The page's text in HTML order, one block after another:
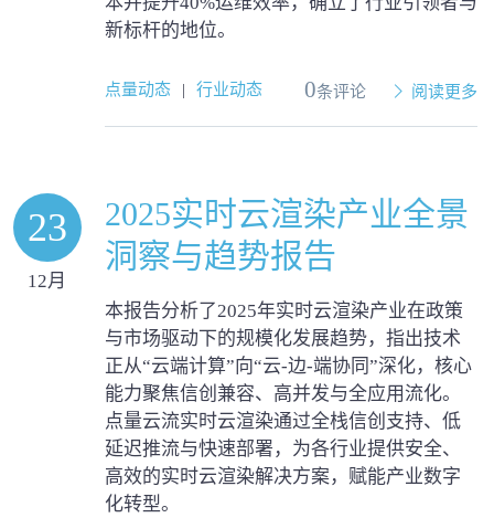
新标杆的地位。
点量动态 | 行业动态 0条评论 阅读更多
23
12月
2025实时云渲染产业全景
洞察与趋势报告
本报告分析了2025年实时云渲染产业在政策
与市场驱动下的规模化发展趋势，指出技术
正从“云端计算”向“云-边-端协同”深化，核心
能力聚焦信创兼容、高并发与全应用流化。
点量云流实时云渲染通过全栈信创支持、低
延迟推流与快速部署，为各行业提供安全、
高效的实时云渲染解决方案，赋能产业数字
化转型。